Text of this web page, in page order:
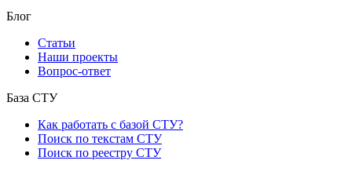
Блог
Статьи
Наши проекты
Вопрос-ответ
База СТУ
Как работать с базой СТУ?
Поиск по текстам СТУ
Поиск по реестру СТУ